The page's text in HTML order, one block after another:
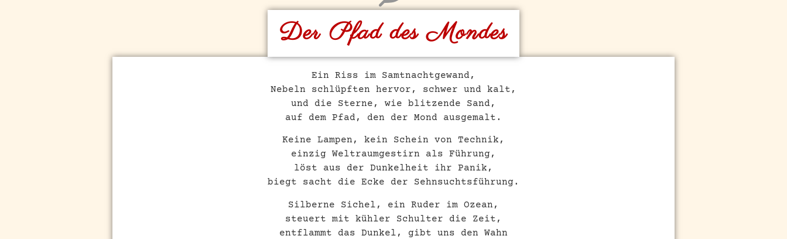
Der Pfad des Mondes
Ein Riss im Samtnachtgewand,
Nebeln schlüpften hervor, schwer und kalt,
und die Sterne, wie blitzende Sand,
auf dem Pfad, den der Mond ausgemalt.
Keine Lampen, kein Schein von Technik,
einzig Weltraumgestirn als Führung,
löst aus der Dunkelheit ihr Panik,
biegt sacht die Ecke der Sehnsuchtsführung.
Silberne Sichel, ein Ruder im Ozean,
steuert mit kühler Schulter die Zeit,
entflammt das Dunkel, gibt uns den Wahn